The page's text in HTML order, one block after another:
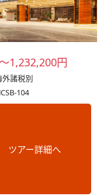
1,232,200円
諸税別
104
ツアー詳細へ